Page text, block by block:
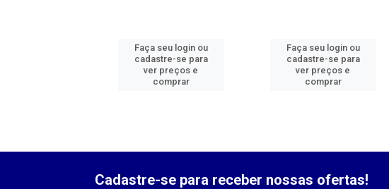
Faça seu login ou
cadastre-se para
ver preços e
comprar
Faça seu login ou
cadastre-se para
ver preços e
comprar
Cadastre-se para receber nossas ofertas!